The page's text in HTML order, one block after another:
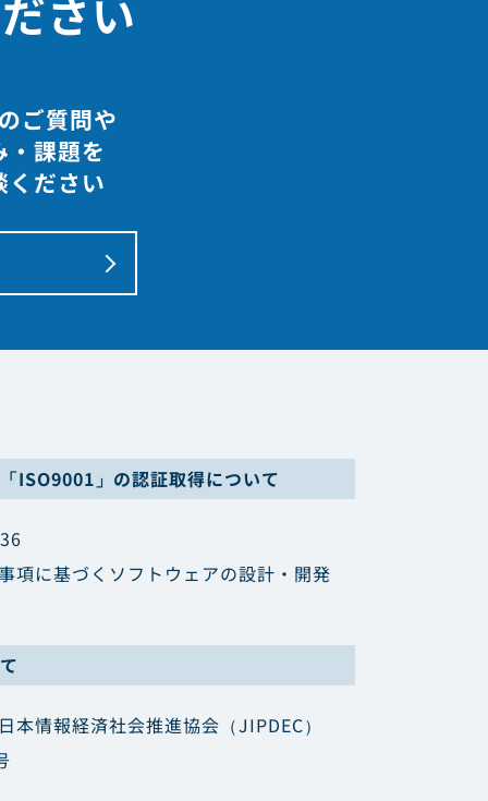
さい
ご質問や
課題を
ください
ISO9001」の認証取得について
項に基づくソフトウェアの設計・開発
情報経済社会推進協会（JIPDEC）